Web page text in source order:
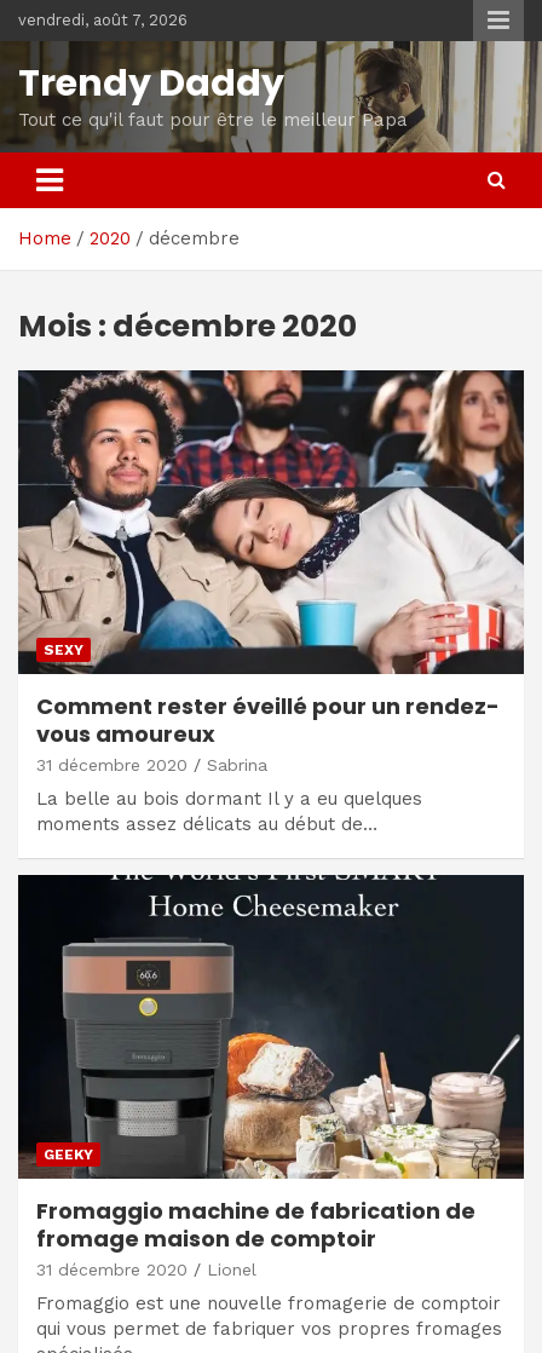
to
content
vendredi, août 7, 2026
Trendy Daddy
Tout ce qu'il faut pour être le meilleur Papa
Home 2020 décembre
Mois : décembre 2020
SEXY
Comment rester éveillé pour un rendez-
vous amoureux
31 décembre 2020 Sabrina
La belle au bois dormant Il y a eu quelques
moments assez délicats au début de…
GEEKY
Fromaggio machine de fabrication de
fromage maison de comptoir
31 décembre 2020 Lionel
Fromaggio est une nouvelle fromagerie de comptoir
qui vous permet de fabriquer vos propres fromages